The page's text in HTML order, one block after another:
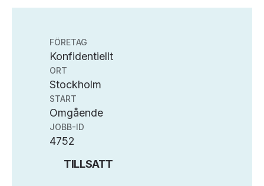
FÖRETAG
Konfidentiellt
ORT
Stockholm
START
Omgående
JOBB-ID
4752
TILLSATT